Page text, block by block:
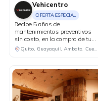
Vehicentro
OFERTA ESPECIAL
Recibe 5 años de
mantenimientos preventivos
sin costo, en la compra de tu
Lynk&Co modelo 02.
Quito, Guayaquil, Ambato, Cuenca